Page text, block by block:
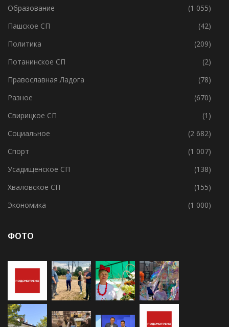
МО Г.Волхов
(238)
Образование
(1 055)
Пашское СП
(42)
Политика
(209)
Потанинское СП
(2)
Православная Ладога
(78)
Разное
(670)
Свирицкое СП
(1)
Социальное
(2 682)
Спорт
(1 007)
Усадищенское СП
(138)
Хваловское СП
(155)